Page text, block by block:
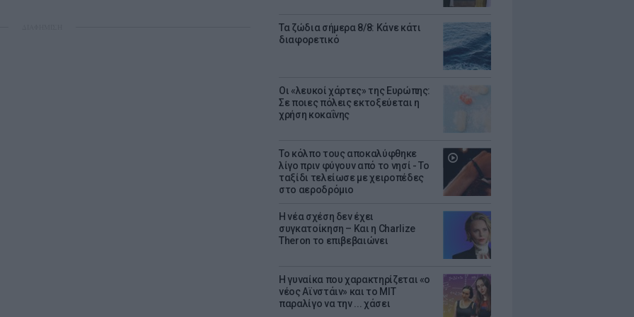
Τα ζώδια σήμερα 8/8: Κάνε κάτι
διαφορετικό
Οι «λευκοί χάρτες» της Ευρώπης:
Σε ποιες πόλεις εκτοξεύεται η
χρήση κοκαΐνης
Το κόλπο τους αποκαλύφθηκε
λίγο πριν φύγουν από το νησί - Το
ταξίδι τελείωσε με χειροπέδες
στο αεροδρόμιο
Η νέα σχέση δεν έχει
συγκατοίκηση – Και η Charlize
Theron το επιβεβαιώνει
Η γυναίκα που χαρακτηρίζεται «ο
νέος Αϊνστάιν» και το MIT
παραλίγο να την ... χάσει